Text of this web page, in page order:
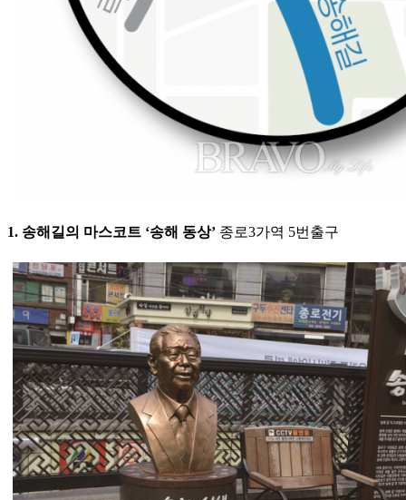
1. 송해길의 마스코트 ‘송해 동상’ 종로3가역 5번출구